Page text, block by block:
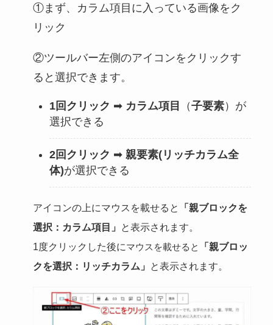
①まず、カラム項目に入っている画像をク
リック
②ツールバー左側のアイコンをクリックす
ると選択できます。
1回クリック ➡ カラム項目 （子要素）が
選択できる
2回クリック ➡ 親要素(リッチカラム全
体)が選択できる
アイコンの上にマウスを載せると
「親ブロックを
選択：カラム項目」
と表示されます。
1度クリックした後にマウスを載せると
「親ブロッ
クを選択：リッチカラム」
と表示されます。